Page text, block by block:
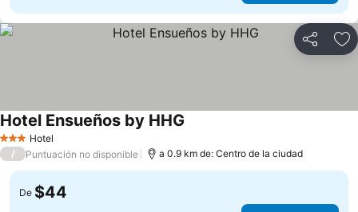
Compartir
3 Estrellas
Hotel
Hotel Ensueños by HHG
/ Puntuación no disponible a 0.9 km de: Centro de la ciudad
De $44